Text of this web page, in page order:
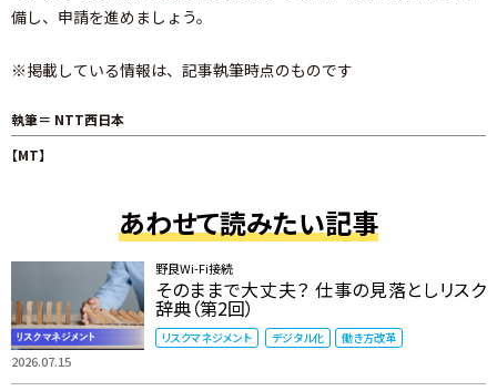
備し、申請を進めましょう。
※掲載している情報は、記事執筆時点のものです
執筆＝ NTT西日本
【MT】
あわせて読みたい記事
2026.07.15
野良Wi-Fi接続
そのままで大丈夫？ 仕事の見落としリスク
辞典（第2回）
リスクマネジメント デジタル化 働き方改革